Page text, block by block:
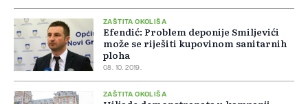
ZAŠTITA OKOLIŠA
Efendić: Problem deponije Smiljevići
može se riješiti kupovinom sanitarnih
ploha
08. 10. 2019.
ZAŠTITA OKOLIŠA